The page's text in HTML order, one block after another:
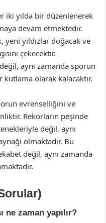
iki yılda bir düzenlenerek
devam etmektedir.
yeni yıldızlar doğacak ve
çekecektir.
aynı zamanda sporun
kutlama olarak kalacaktır.
evrenselliğini ve
Rekorların peşinde
değil, aynı
olmaktadır. Bu
değil, aynı zamanda
ne zaman yapılır?